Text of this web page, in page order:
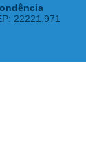
22221.971